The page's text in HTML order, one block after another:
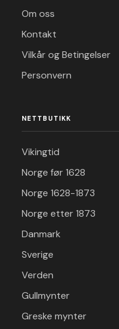
Om oss
Kontakt
Vilkår og Betingelser
Personvern
NETTBUTIKK
Vikingtid
Norge før 1628
Norge 1628-1873
Norge etter 1873
Danmark
Sverige
Verden
Gullmynter
Greske mynter